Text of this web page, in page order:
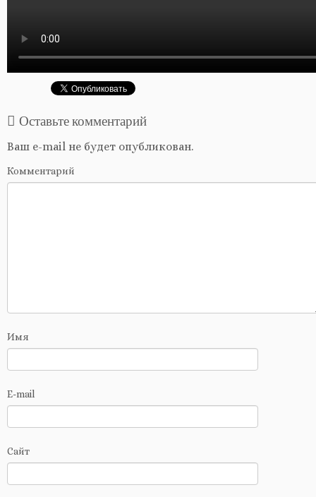
Оставьте комментарий
Ваш e-mail не будет опубликован.
Комментарий
Имя
E-mail
Сайт